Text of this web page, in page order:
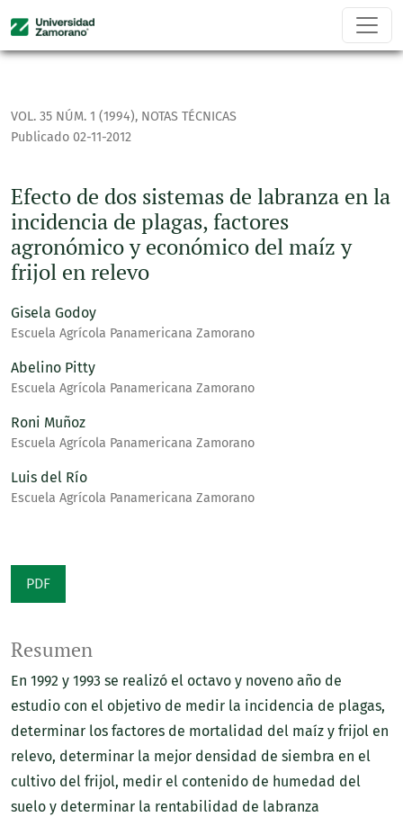
Efecto de dos sistemas de labranza en la incidencia de
VOL. 35 NÚM. 1 (1994), NOTAS TÉCNICAS
Efecto de dos sistemas de labranza en la
incidencia de plagas, factores
agronómico y económico del maíz y
frijol en relevo
Publicado 02-11-2012
Gisela Godoy
Escuela Agrícola Panamericana Zamorano
Abelino Pitty
Escuela Agrícola Panamericana Zamorano
Roni Muñoz
Escuela Agrícola Panamericana Zamorano
Luis del Río
Escuela Agrícola Panamericana Zamorano
PDF
Resumen
En 1992 y 1993 se realizó el octavo y noveno año de
estudio con el objetivo de medir la incidencia de plagas,
determinar los factores de mortalidad del maíz y frijol en
relevo, determinar la mejor densidad de siembra en el
cultivo del frijol, medir el contenido de humedad del
suelo y determinar la rentabilidad de labranza